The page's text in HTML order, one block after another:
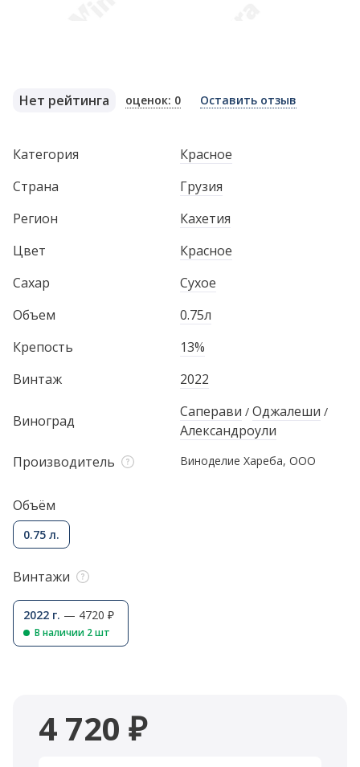
Нет рейтинга оценок: 0 Оставить отзыв
Категория
Красное
Страна
Грузия
Регион
Кахетия
Цвет
Красное
Сахар
Сухое
Объем
0.75л
Крепость
13%
Винтаж
2022
Виноград
Саперави / Оджалеши /
Александроули
Производитель
Виноделие Хареба, ООО
Объём
0.75 л.
Винтажи
2022 г. — 4720 ₽
В наличии 2 шт
4 720 ₽